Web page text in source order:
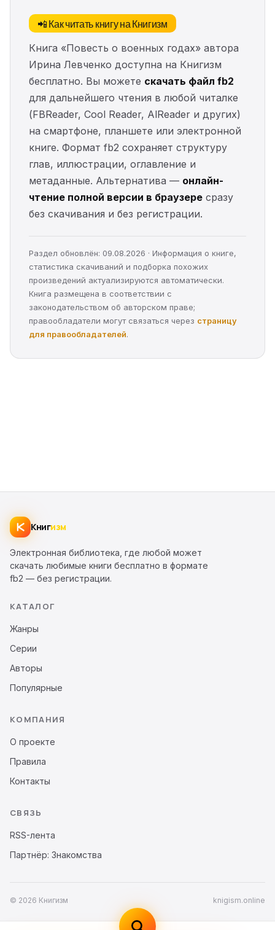
📲 Как читать книгу на Книгизм
Книга «Повесть о военных годах» автора
Ирина Левченко доступна на Книгизм
бесплатно. Вы можете скачать файл fb2
для дальнейшего чтения в любой читалке
(FBReader, Cool Reader, AlReader и других)
на смартфоне, планшете или электронной
книге. Формат fb2 сохраняет структуру
глав, иллюстрации, оглавление и
метаданные. Альтернатива — онлайн-
чтение полной версии в браузере сразу
без скачивания и без регистрации.
Раздел обновлён: 09.08.2026 · Информация о книге,
статистика скачиваний и подборка похожих
произведений актуализируются автоматически.
Книга размещена в соответствии с
законодательством об авторском праве;
правообладатели могут связаться через страницу
для правообладателей.
Книгизм
Электронная библиотека, где любой может
скачать любимые книги бесплатно в формате
fb2 — без регистрации.
КАТАЛОГ
Жанры
Серии
Авторы
Популярные
КОМПАНИЯ
О проекте
Правила
Контакты
СВЯЗЬ
RSS-лента
Партнёр: Знакомства
© 2026 Книгизм knigism.online